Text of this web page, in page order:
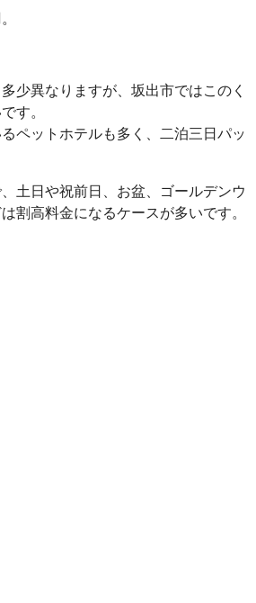
少異なりますが、坂出市ではこのく
す。
ペットホテルも多く、二泊三日パッ
土日や祝前日、お盆、ゴールデンウ
割高料金になるケースが多いです。